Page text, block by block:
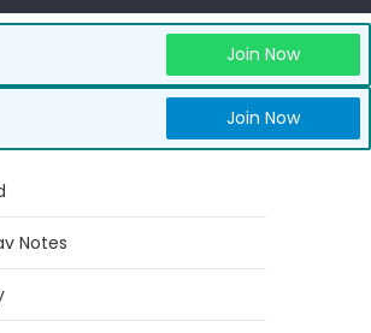
Join Now
Join Now
Notes